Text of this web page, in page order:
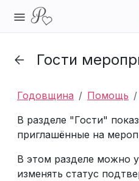
Гости
Годовщина Помощь
В разделе "Гости"
приглашённые на
В этом разделе можно
изменять статус